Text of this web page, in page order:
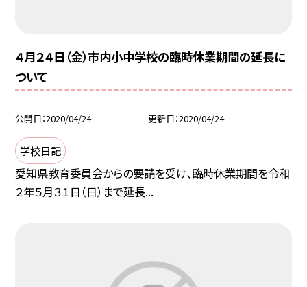
４月２４日（金）市内小中学校の臨時休業期間の延長に
ついて
公開日 2020/04/24 更新日 2020/04/24
学校日記
愛知県教育委員会からの要請を受け、臨時休業期間を令和
２年５月３１日（日）まで延長...